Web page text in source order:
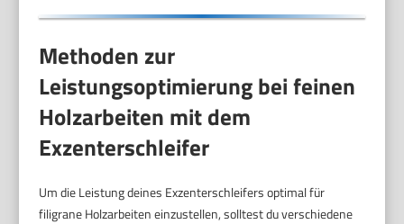
Methoden zur
Leistungsoptimierung bei feinen
Holzarbeiten mit dem
Exzenterschleifer
Um die Leistung deines Exzenterschleifers optimal für
filigrane Holzarbeiten einzustellen, solltest du verschiedene